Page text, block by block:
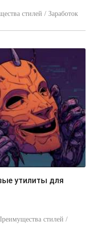
стилей / Заработок
стилей /